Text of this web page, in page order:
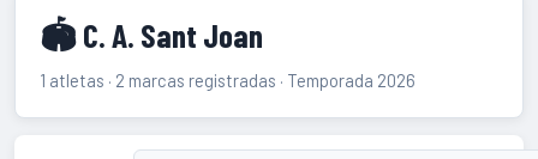
🏟 C. A. Sant Joan
1 atletas · 2 marcas registradas · Temporada 2026